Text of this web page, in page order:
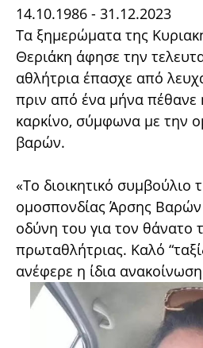
14.10.1986 - 31.12.2023
Τα ξημερώματα της
Θεριάκη άφησε την
αθλήτρια έπασχε από
πριν από ένα μήνα πέθανε
καρκίνο, σύμφωνα με την
βαρών.
«Το διοικητικό συμβούλιο
ομοσπονδίας Άρσης Βαρών
οδύνη του για τον θάνατο
πρωταθλήτριας. Καλό
ανέφερε η ίδια